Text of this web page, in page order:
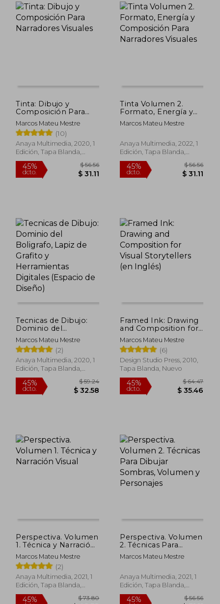
Tinta: Dibujo y
Composición Para
Narradores Visuales
Marcos Mateu Mestre
(10)
Anaya Multimedia, 2020, 1
Edición, Tapa Blanda,
Nuevo
45%
dcto.
Tinta Volumen 2.
Formato, Energía y
Composición Para
Narradores Visuales
Marcos Mateu Mestre
Anaya Multimedia, 2022, 1
Edición, Tapa Blanda,
Nuevo
45%
dcto.
Tecnicas de Dibujo:
Dominio del
Boligrafo, Lapiz de
Grafito y
Herramientas
Digitales (Espacio de
Diseño)
Marcos Mateu Mestre
(2)
Anaya Multimedia, 2020, 1
Edición, Tapa Blanda,
Nuevo
Framed Ink: Drawing
and Composition for
Visual Storytellers (en
Inglés)
Marcos Mateu Mestre
(6)
Design Studio Press, 2010,
Tapa Blanda, Nuevo
45%
dcto.
Perspectiva. Volumen
1. Técnica y Narración
Visual
Marcos Mateu Mestre
(2)
Anaya Multimedia, 2021, 1
Edición, Tapa Blanda,
Nuevo
Perspectiva. Volumen
2. Técnicas Para
Dibujar Sombras,
Volumen y
Marcos Mateu Mestre
Anaya Multimedia, 2021, 1
Edición, Tapa Blanda,
Nuevo